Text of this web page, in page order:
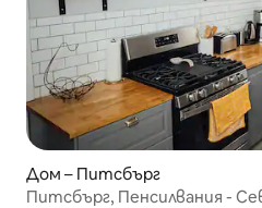
Дом – Питсбърг
Питсбърг, Пенсилвания -